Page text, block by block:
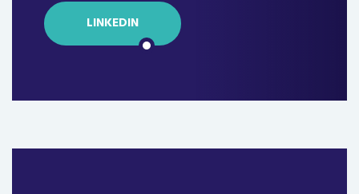
LINKEDIN